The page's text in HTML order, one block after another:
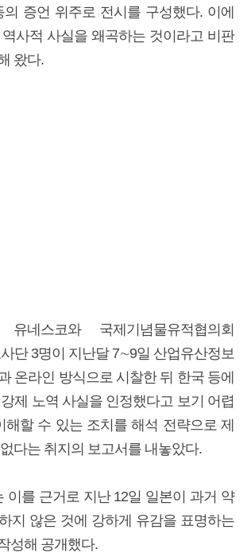
증언 위주로 전시를 구성했다. 이에
사적 사실을 왜곡하는 것이라고 비판
왔다.
네스코와 국제기념물유적협의회
단 3명이 지난달 7∼9일 산업유산정보
온라인 방식으로 시찰한 뒤 한국 등에
제 노역 사실을 인정했다고 보기 어렵
해할 수 있는 조치를 해석 전략으로 제
다는 취지의 보고서를 내놓았다.
이를 근거로 지난 12일 일본이 과거 약
지 않은 것에 강하게 유감을 표명하는
성해 공개했다.